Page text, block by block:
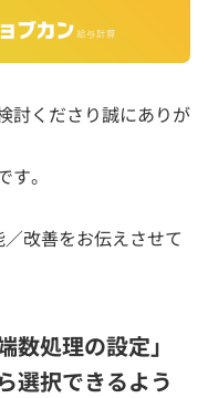
討くださり誠にありが
。
改善をお伝えさせて
数処理の設定」
選択できるよう